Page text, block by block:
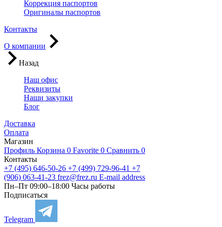
Коррекция паспортов
Оригиналы паспортов
Контакты
О компании
Назад
Наш офис
Реквизиты
Наши закупки
Блог
Доставка
Оплата
Магазин
Профиль Корзина 0 Favorite 0 Сравнить 0
Контакты
+7 (495) 646-50-26 +7 (499) 729-96-41 +7
(906) 063-41-23 frez@frez.ru E-mail address
Пн–Пт 09:00–18:00 Часы работы
Подписаться
Telegram